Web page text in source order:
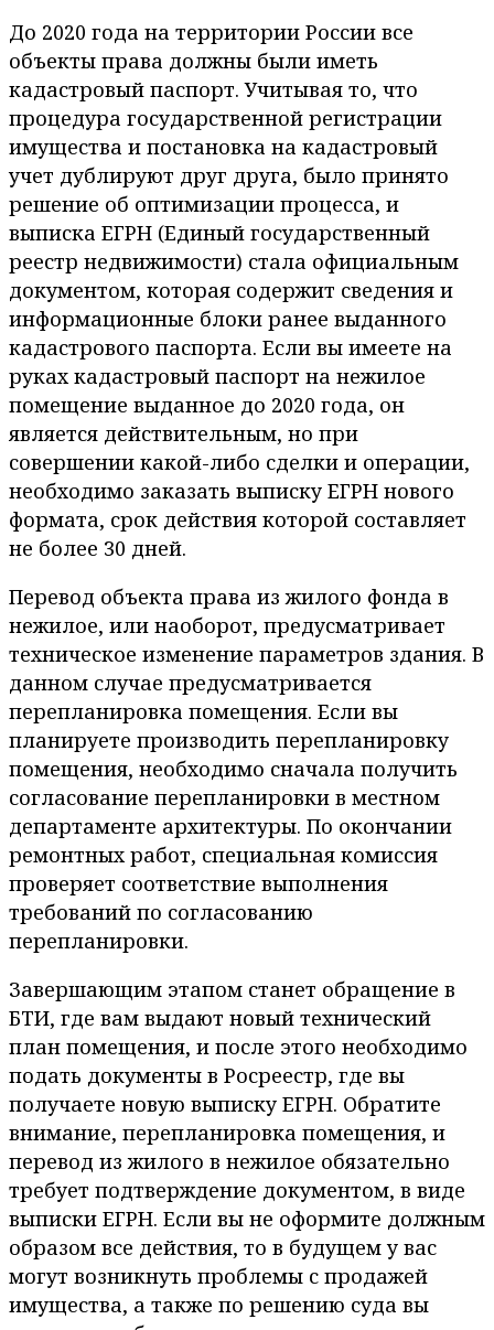
До 2020 года на территории России все
объекты права должны были иметь
кадастровый паспорт. Учитывая то, что
процедура государственной регистрации
имущества и постановка на кадастровый
учет дублируют друг друга, было принято
решение об оптимизации процесса, и
выписка ЕГРН (Единый государственный
реестр недвижимости) стала официальным
документом, которая содержит сведения и
информационные блоки ранее выданного
кадастрового паспорта. Если вы имеете на
руках кадастровый паспорт на нежилое
помещение выданное до 2020 года, он
является действительным, но при
совершении какой-либо сделки и операции,
необходимо заказать выписку ЕГРН нового
формата, срок действия которой составляет
не более 30 дней.
Перевод объекта права из жилого фонда в
нежилое, или наоборот, предусматривает
техническое изменение параметров здания. В
данном случае предусматривается
перепланировка помещения. Если вы
планируете производить перепланировку
помещения, необходимо сначала получить
согласование перепланировки в местном
департаменте архитектуры. По окончании
ремонтных работ, специальная комиссия
проверяет соответствие выполнения
требований по согласованию
перепланировки.
Завершающим этапом станет обращение в
БТИ, где вам выдают новый технический
план помещения, и после этого необходимо
подать документы в Росреестр, где вы
получаете новую выписку ЕГРН. Обратите
внимание, перепланировка помещения, и
перевод из жилого в нежилое обязательно
требует подтверждение документом, в виде
выписки ЕГРН. Если вы не оформите должным
образом все действия, то в будущем у вас
могут возникнуть проблемы с продажей
имущества, а также по решению суда вы